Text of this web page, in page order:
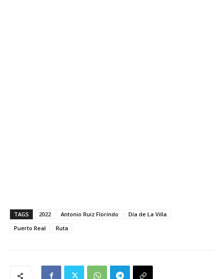
TAGS 2022 Antonio Ruiz Florindo
Día de La Villa
Puerto Real
Ruta